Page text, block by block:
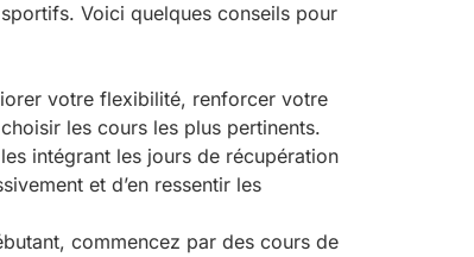
Voici quelques conseils pour
votre flexibilité, renforcer votre
les cours les plus pertinents.
intégrant les jours de récupération
et d’en ressentir les
commencez par des cours de